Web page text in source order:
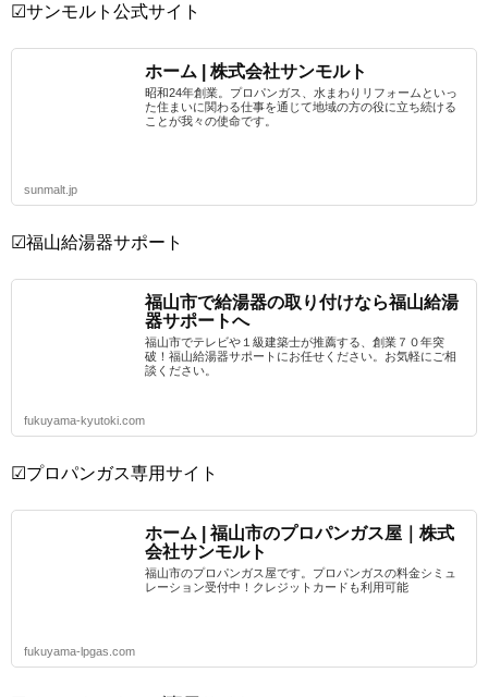
☑サンモルト公式サイト
ホーム | 株式会社サンモルト
昭和24年創業。プロパンガス、水まわりリフォームといっ
た住まいに関わる仕事を通じて地域の方の役に立ち続ける
ことが我々の使命です。
sunmalt.jp
☑福山給湯器サポート
福山市で給湯器の取り付けなら福山給湯
器サポートへ
福山市でテレビや１級建築士が推薦する、創業７０年突
破！福山給湯器サポートにお任せください。お気軽にご相
談ください。
fukuyama-kyutoki.com
☑プロパンガス専用サイト
ホーム | 福山市のプロパンガス屋｜株式
会社サンモルト
福山市のプロパンガス屋です。プロパンガスの料金シミュ
レーション受付中！クレジットカードも利用可能
fukuyama-lpgas.com